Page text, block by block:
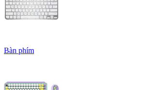
Bàn phím